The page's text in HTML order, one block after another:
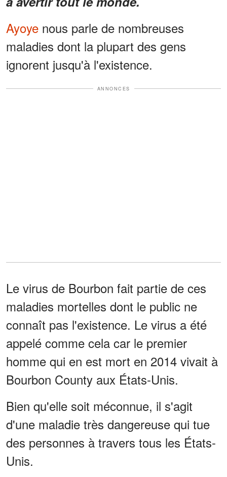
Ayoye nous parle de nombreuses
maladies dont la plupart des gens
ignorent jusqu'à l'existence.
ANNONCES
Le virus de Bourbon fait partie de ces
maladies mortelles dont le public ne
connaît pas l'existence. Le virus a été
appelé comme cela car le premier
homme qui en est mort en 2014 vivait à
Bourbon County aux États-Unis.
Bien qu'elle soit méconnue, il s'agit
d'une maladie très dangereuse qui tue
des personnes à travers tous les États-
Unis.